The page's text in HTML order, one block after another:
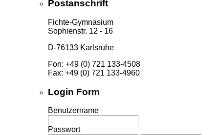
Postanschrift
Fichte-Gymnasium
Sophienstr. 12 - 16
D-76133 Karlsruhe
Fon: +49 (0) 721 133-4508
Fax: +49 (0) 721 133-4960
Login Form
Benutzername
Passwort